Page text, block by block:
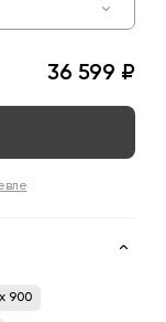
36 599 ₽
900